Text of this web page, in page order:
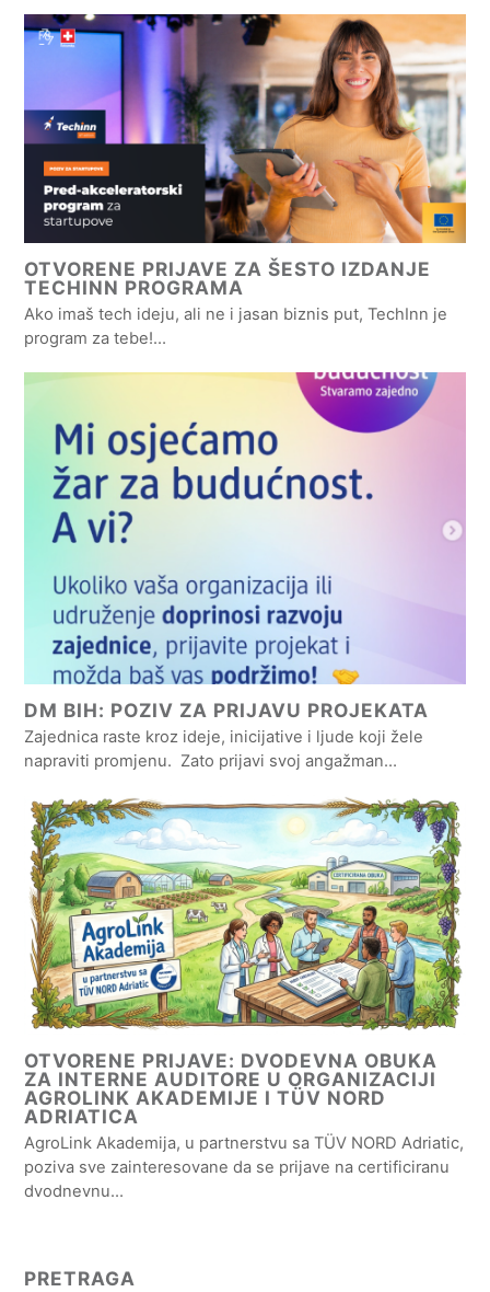
OTVORENE PRIJAVE ZA ŠESTO IZDANJE
TECHINN PROGRAMA
Ako imaš tech ideju, ali ne i jasan biznis put, TechInn je
program za tebe!…
DM BIH: POZIV ZA PRIJAVU PROJEKATA
Zajednica raste kroz ideje, inicijative i ljude koji žele
napraviti promjenu. Zato prijavi svoj angažman…
OTVORENE PRIJAVE: DVODEVNA OBUKA
ZA INTERNE AUDITORE U ORGANIZACIJI
AGROLINK AKADEMIJE I TÜV NORD
ADRIATICA
AgroLink Akademija, u partnerstvu sa TÜV NORD Adriatic,
poziva sve zainteresovane da se prijave na certificiranu
dvodnevnu…
PRETRAGA